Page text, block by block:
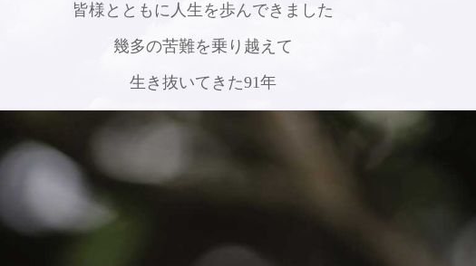
皆様とともに人生を歩んできました
幾多の苦難を乗り越えて
生き抜いてきた91年